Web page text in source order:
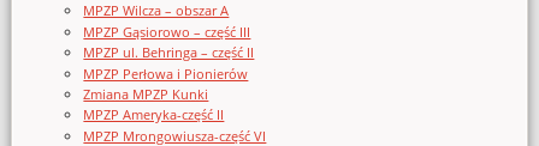
MPZP Wilcza – obszar A
MPZP Gąsiorowo – część III
MPZP ul. Behringa – część II
MPZP Perłowa i Pionierów
Zmiana MPZP Kunki
MPZP Ameryka-część II
MPZP Mrongowiusza-część VI